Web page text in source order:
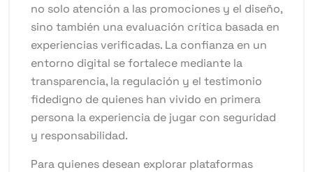
no solo atención a las promociones y el diseño,
sino también una evaluación crítica basada en
experiencias verificadas. La confianza en un
entorno digital se fortalece mediante la
transparencia, la regulación y el testimonio
fidedigno de quienes han vivido en primera
persona la experiencia de jugar con seguridad
y responsabilidad.
Para quienes desean explorar plataformas